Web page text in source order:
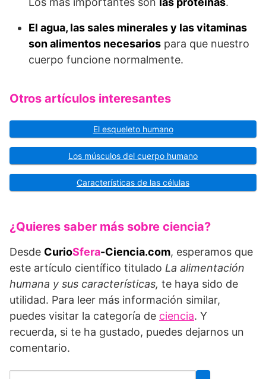
El agua, las sales minerales y las vitaminas
son alimentos necesarios para que nuestro
cuerpo funcione normalmente.
Otros artículos interesantes
El esqueleto humano
Los músculos del cuerpo humano
Características de las células
¿Quieres saber más sobre ciencia?
Desde CurioSfera-Ciencia.com, esperamos que
este artículo científico titulado La alimentación
humana y sus características, te haya sido de
utilidad. Para leer más información similar,
puedes visitar la categoría de ciencia. Y
recuerda, si te ha gustado, puedes dejarnos un
comentario.